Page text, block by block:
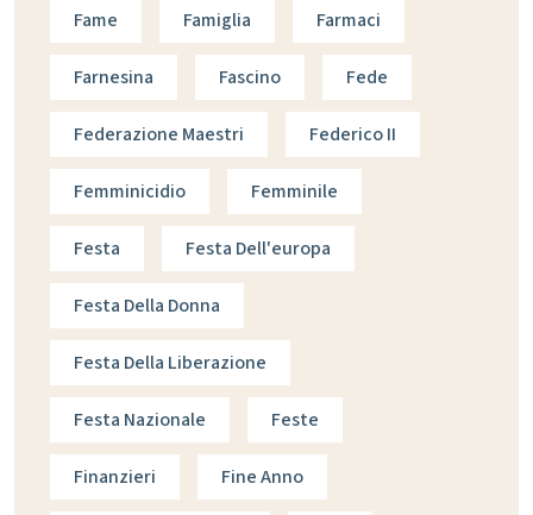
Fame Famiglia Farmaci
Farnesina Fascino Fede
Federazione Maestri Federico II
Femminicidio Femminile
Festa Festa Dell'europa
Festa Della Donna
Festa Della Liberazione
Festa Nazionale Feste
Finanzieri Fine Anno